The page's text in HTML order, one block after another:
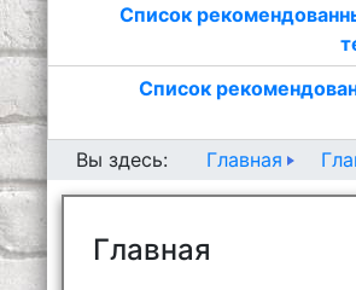
Список
Список
Вы здесь:
Главная
Главная